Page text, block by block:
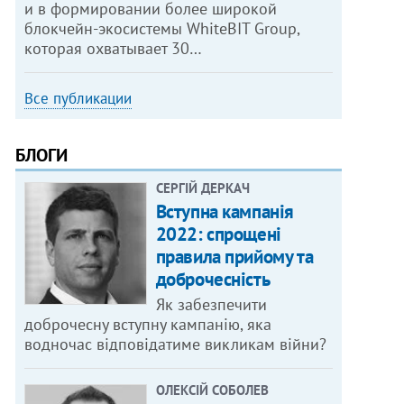
и в формировании более широкой
блокчейн-экосистемы WhiteBIT Group,
которая охватывает 30…
Все публикации
БЛОГИ
СЕРГІЙ ДЕРКАЧ
Вступна кампанія
2022: спрощені
правила прийому та
доброчесність
Як забезпечити
доброчесну вступну кампанію, яка
водночас відповідатиме викликам війни?
ОЛЕКСІЙ СОБОЛЕВ